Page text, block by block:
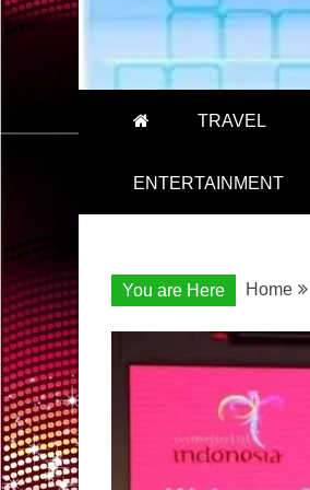
TRAVEL
ENTERTAINMENT
You are Here Home